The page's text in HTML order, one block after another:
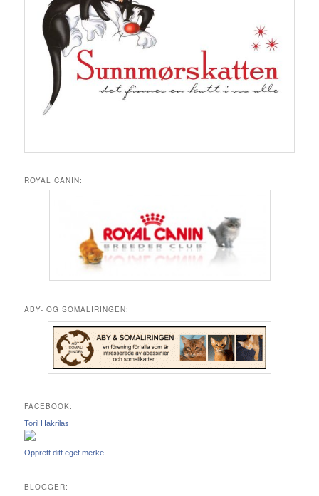
ROYAL CANIN:
ABY- OG SOMALIRINGEN:
FACEBOOK:
Toril Hakrilas
Opprett ditt eget merke
BLOGGER: